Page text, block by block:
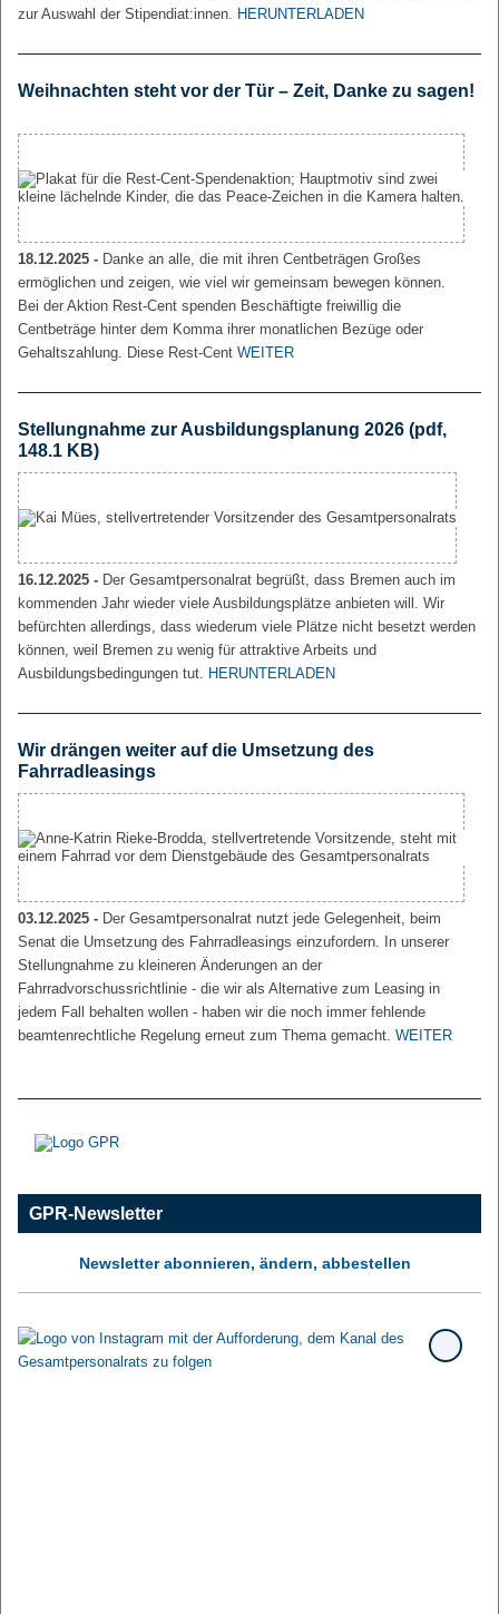
zur Auswahl der Stipendiat:innen. HERUNTERLADEN
Weihnachten steht vor der Tür – Zeit, Danke zu sagen!
18.12.2025 - Danke an alle, die mit ihren Centbeträgen Großes
ermöglichen und zeigen, wie viel wir gemeinsam bewegen können.
Bei der Aktion Rest-Cent spenden Beschäftigte freiwillig die
Centbeträge hinter dem Komma ihrer monatlichen Bezüge oder
Gehaltszahlung. Diese Rest-Cent WEITER
Stellungnahme zur Ausbildungsplanung 2026 (pdf,
148.1 KB)
16.12.2025 - Der Gesamtpersonalrat begrüßt, dass Bremen auch im
kommenden Jahr wieder viele Ausbildungsplätze anbieten will. Wir
befürchten allerdings, dass wiederum viele Plätze nicht besetzt werden
können, weil Bremen zu wenig für attraktive Arbeits und
Ausbildungsbedingungen tut. HERUNTERLADEN
Wir drängen weiter auf die Umsetzung des
Fahrradleasings
03.12.2025 - Der Gesamtpersonalrat nutzt jede Gelegenheit, beim
Senat die Umsetzung des Fahrradleasings einzufordern. In unserer
Stellungnahme zu kleineren Änderungen an der
Fahrradvorschussrichtlinie - die wir als Alternative zum Leasing in
jedem Fall behalten wollen - haben wir die noch immer fehlende
beamtenrechtliche Regelung erneut zum Thema gemacht. WEITER
GPR-Newsletter
Newsletter abonnieren, ändern, abbestellen